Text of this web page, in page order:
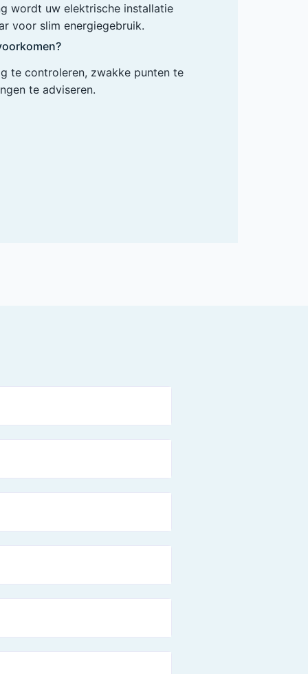
wordt uw elektrische installatie
voor slim energiegebruik.
te controleren, zwakke punten te
te adviseren.